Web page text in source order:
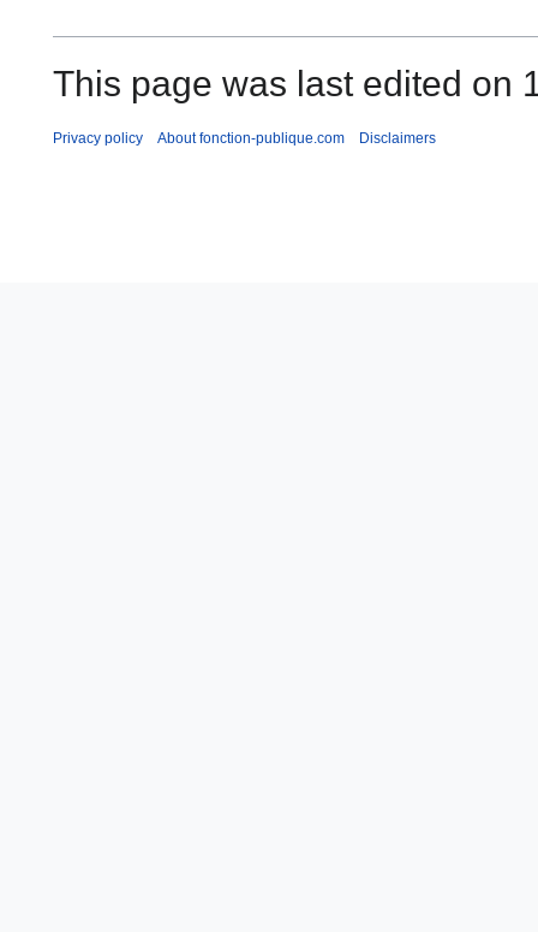
This page was last edited on
Privacy policy About fonction-publique.com Disclaimers